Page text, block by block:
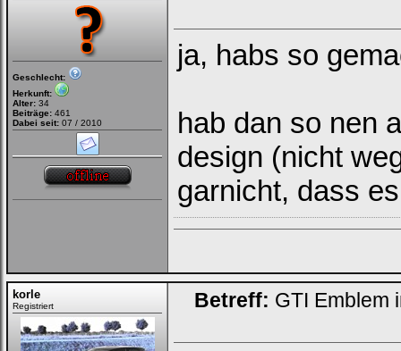
Geschlecht:
Herkunft:
Alter: 34
Beiträge: 461
Dabei seit: 07 / 2010
ja, habs so
hab dan so nen
design (nicht
garnicht, dass
korle
Registriert Betreff: GTI